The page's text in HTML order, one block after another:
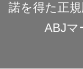
諾を得た正
ABJマ